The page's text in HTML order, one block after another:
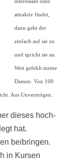
interessant oder
attraktiv findet,
dann geht der
einfach auf sie zu
und spricht sie an.
Weit gefehlt meine
Damen. Von 100
Aus Unvermögen.
dieses hoch-
hat.
beibringen.
in Kursen